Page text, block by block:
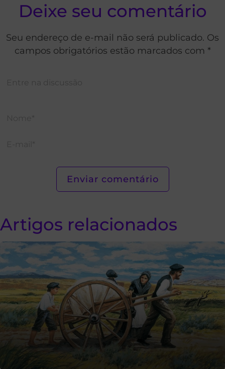
Deixe seu comentário
Seu endereço de e-mail não será publicado. Os
campos obrigatórios estão marcados com *
Artigos relacionados